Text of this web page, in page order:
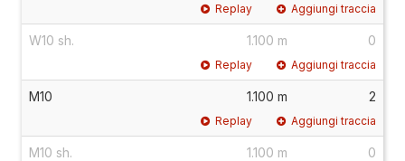
Replay Aggiungi traccia
W10 sh. 1.100 m 0
Replay Aggiungi traccia
M10 1.100 m 2
Replay Aggiungi traccia
M10 sh. 1.100 m 0